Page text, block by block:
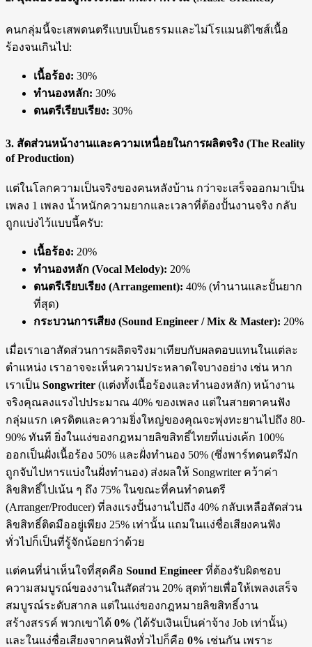
คนกลุ่มนี้จะเสพดนตรีแบบเป็นธรรมและไม่โรแมนติไซส์เนื้อ
ร้องจนเกินไป:
เนื้อร้อง: 30%
ทำนองหลัก: 30%
ดนตรีเรียบเรียง: 30%
3. สัดส่วนหน้างานและความเหนื่อยในการผลิตจริง (The Reality
of Production)
แต่ในโลกความเป็นจริงของคนหลังบ้าน กว่าจะเสร็จออกมาเป็น
เพลง 1 เพลง น้ำหนักความยากและเวลาที่ต้องปั้นงานจริง กลับ
ถูกแบ่งไว้แบบนี้ครับ:
เนื้อร้อง: 20%
ทำนองหลัก (Vocal Melody): 20%
ดนตรีเรียบเรียง (Arrangement): 40% (ทำนานและปั้นยาก
ที่สุด)
กระบวนการเสียง (Sound Engineer / Mix & Master): 20%
เมื่อเราเอาสัดส่วนการผลิตจริงมาเทียบกับผลตอบแทนในแต่ละ
ตำแหน่ง เราอาจจะเห็นความประหลาดใจบางอย่าง เช่น หาก
เราเป็น Songwriter (แต่งทั้งเนื้อร้องและทำนองหลัก) หน้างาน
จริงคุณลงแรงไปประมาณ 40% ของเพลง แต่ในสายตาคนฟัง
กลุ่มแรก เครดิตและความยิ่งใหญ่ของคุณจะพุ่งทะยานไปถึง 80-
90% ทันที ยิ่งในแง่ของกฎหมายลิขสิทธิ์ไทยที่แบ่งเค้ก 100%
ออกเป็นฝั่งเนื้อร้อง 50% และฝั่งทำนอง 50% (ซึ่งพาร์ทดนตรีมัก
ถูกจับไปหารแบ่งในฝั่งทำนอง) ส่งผลให้ Songwriter คว้าค่า
ลิขสิทธิ์ไปเน้น ๆ ถึง 75% ในขณะที่คนทำดนตรี
(Arranger/Producer) ที่ลงแรงปั้นงานไปถึง 40% กลับเหลือสัดส่วน
ลิขสิทธิ์ติดมืออยู่เพียง 25% เท่านั้น แถมในแง่ชื่อเสียงคนฟัง
ทั่วไปก็เป็นที่รู้จักน้อยกว่าด้วย
แต่คนที่น่าเห็นใจที่สุดคือ Sound Engineer ที่ต้องรับผิดชอบ
ความสมบูรณ์ของงานในสัดส่วน 20% สุดท้ายเพื่อให้เพลงเสร็จ
สมบูรณ์ระดับสากล แต่ในแง่ของกฎหมายลิขสิทธิ์งาน
สร้างสรรค์ พวกเขาได้ 0% (ได้รับเงินเป็นค่าจ้าง Job เท่านั้น)
และในแง่ชื่อเสียงจากคนฟังทั่วไปก็คือ 0% เช่นกัน เพราะ